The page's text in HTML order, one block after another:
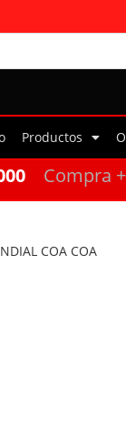
Productos
Compra